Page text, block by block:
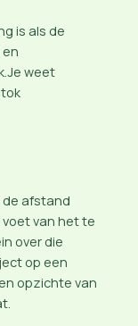
is als de
en
weet
de afstand
van het te
over die
op een
opzichte van